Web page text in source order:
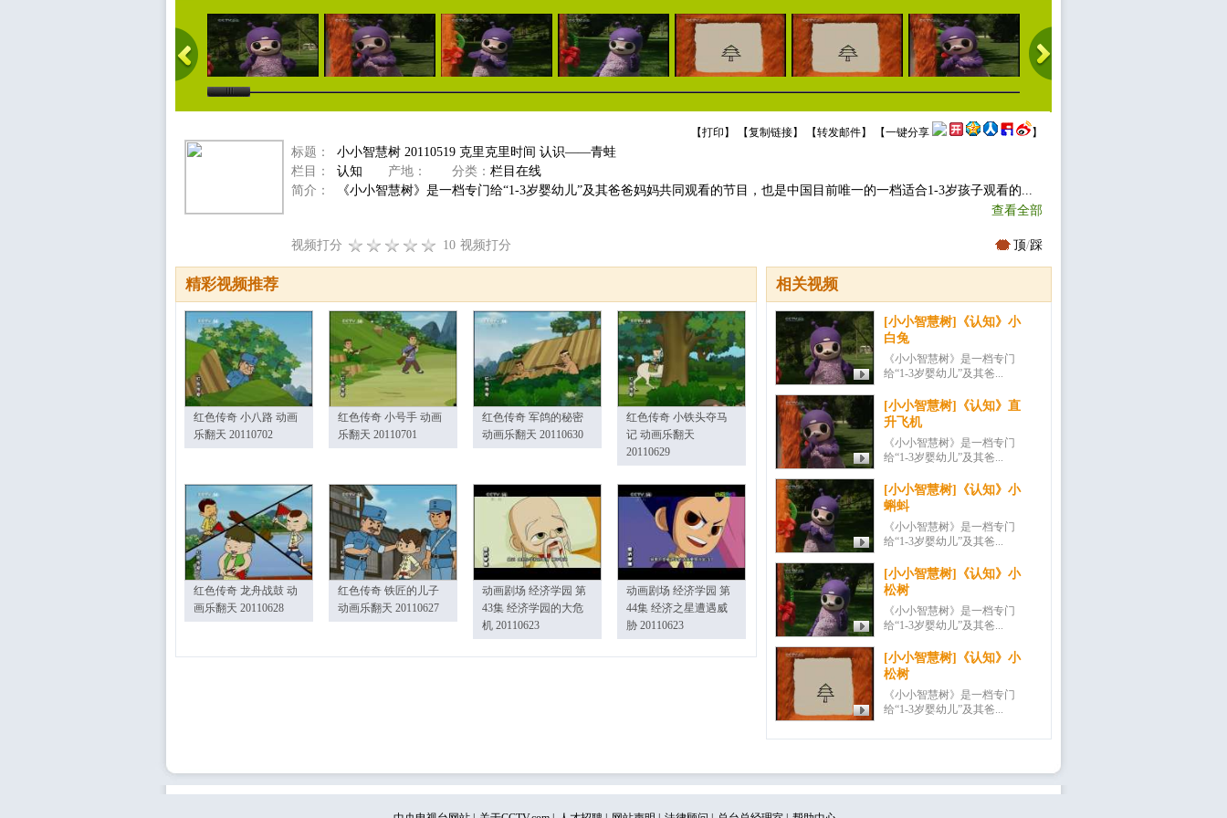
【打印 】 【复制链接】 【转发邮件】 【一键分享 】
标题：
小小智慧树 20110519 克里克里时间 认识——青蛙
栏目：
认知 产地： 分类： 栏目在线
简介：
《小小智慧树》是一档专门给“1-3岁婴幼儿”及其爸爸妈妈共同观看的节目，也是中国目前唯一的一档适合1-3岁孩子观看的...
查看全部
视频打分 10 视频打分 顶/踩
相关视频
[小小智慧树]《认知》小
白兔
《小小智慧树》是一档专门
给“1-3岁婴幼儿”及其爸...
[小小智慧树]《认知》直
升飞机
《小小智慧树》是一档专门
给“1-3岁婴幼儿”及其爸...
[小小智慧树]《认知》小
蝌蚪
《小小智慧树》是一档专门
给“1-3岁婴幼儿”及其爸...
[小小智慧树]《认知》小
松树
《小小智慧树》是一档专门
给“1-3岁婴幼儿”及其爸...
[小小智慧树]《认知》小
松树
《小小智慧树》是一档专门
给“1-3岁婴幼儿”及其爸...
精彩视频推荐
红色传奇 小八路 动画
乐翻天 20110702
红色传奇 小号手 动画
乐翻天 20110701
红色传奇 军鸽的秘密
动画乐翻天 20110630
红色传奇 小铁头夺马
记 动画乐翻天
20110629
红色传奇 龙舟战鼓 动
画乐翻天 20110628
红色传奇 铁匠的儿子
动画乐翻天 20110627
动画剧场 经济学园 第
43集 经济学园的大危
机 20110623
动画剧场 经济学园 第
44集 经济之星遭遇威
胁 20110623